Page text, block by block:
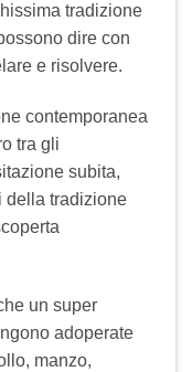
tradizione
dire con
e risolvere.
contemporanea
tra gli
subita,
della tradizione
un super
adoperate
manzo,